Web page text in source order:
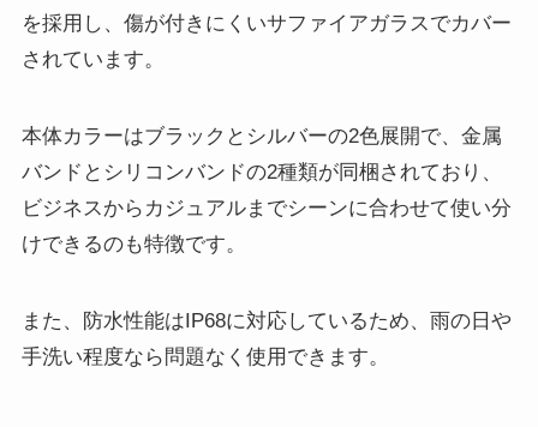
を採用し、傷が付きにくいサファイアガラスでカバー
されています。
本体カラーはブラックとシルバーの2色展開で、金属
バンドとシリコンバンドの2種類が同梱されており、
ビジネスからカジュアルまでシーンに合わせて使い分
けできるのも特徴です。
また、防水性能はIP68に対応しているため、雨の日や
手洗い程度なら問題なく使用できます。